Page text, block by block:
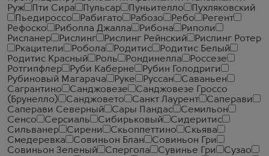
Руж
Пти Сира Пульсар Пуньителло
Пухляковский
Пьедироссо
Рабигато Рабозо Ребо
Регент
Рефоско
Риболла Джалла Рибона
Риполи
Рисланер
Рислинг Рислинг Рейнский
Рислинг Ротер
Ркацители
Робола Родитис
Родитис Белый
Родитис Красный
Роль Рондинелла
Россезе
Ротгипфлер
Руби Каберне
Рубин Голодриги
Рубиновый Магарача
Руке Руссан
Саваньен
Сагрантино
Санджовезе
Санджовезе Гроссо
(Брунелло)
Санджовето Санкт Лаурент
Саперави
Саперави Северный
Сары Пандас
Семильон
Сенсо
Серсиаль Сибирьковый
Сидеритис
Сильванер
Сирени Скьоппеттино
Скьява
Смедеревка
Совиньон Блан
Совиньон Гри
Совиньон Зеленый
Спергола Сувинье Гри
Сузао